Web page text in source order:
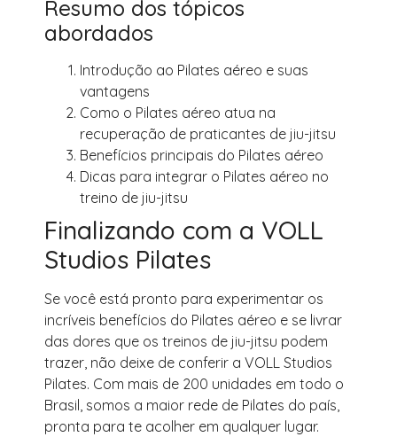
Resumo dos tópicos
abordados
Introdução ao Pilates aéreo e suas
vantagens
Como o Pilates aéreo atua na
recuperação de praticantes de jiu-jitsu
Benefícios principais do Pilates aéreo
Dicas para integrar o Pilates aéreo no
treino de jiu-jitsu
Finalizando com a VOLL
Studios Pilates
Se você está pronto para experimentar os
incríveis benefícios do Pilates aéreo e se livrar
das dores que os treinos de jiu-jitsu podem
trazer, não deixe de conferir a VOLL Studios
Pilates. Com mais de 200 unidades em todo o
Brasil, somos a maior rede de Pilates do país,
pronta para te acolher em qualquer lugar.